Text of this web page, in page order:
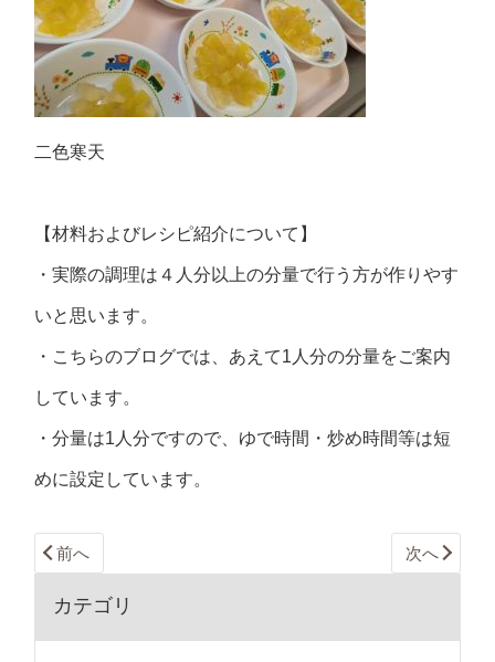
二色寒天
【材料およびレシピ紹介について】
・実際の調理は４人分以上の分量で行う方が作りやす
いと思います。
・こちらのブログでは、あえて1人分の分量をご案内
しています。
・分量は1人分ですので、ゆで時間・炒め時間等は短
めに設定しています。
前へ 次へ
カテゴリ